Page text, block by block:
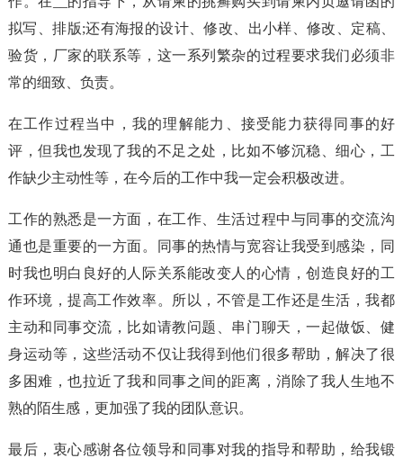
拟写、排版;还有海报的设计、修改、出小样、修改、定稿、
验货，厂家的联系等，这一系列繁杂的过程要求我们必须非
常的细致、负责。
在工作过程当中，我的理解能力、接受能力获得同事的好
评，但我也发现了我的不足之处，比如不够沉稳、细心，工
作缺少主动性等，在今后的工作中我一定会积极改进。
工作的熟悉是一方面，在工作、生活过程中与同事的交流沟
通也是重要的一方面。同事的热情与宽容让我受到感染，同
时我也明白良好的人际关系能改变人的心情，创造良好的工
作环境，提高工作效率。所以，不管是工作还是生活，我都
主动和同事交流，比如请教问题、串门聊天，一起做饭、健
身运动等，这些活动不仅让我得到他们很多帮助，解决了很
多困难，也拉近了我和同事之间的距离，消除了我人生地不
熟的陌生感，更加强了我的团队意识。
最后，衷心感谢各位领导和同事对我的指导和帮助，给我锻